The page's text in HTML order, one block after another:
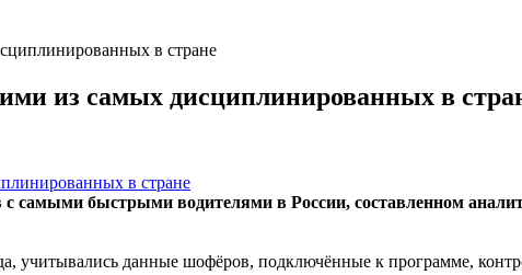
в стране
из самых дисциплинированных в
с самыми быстрыми водителями в России, составленном
учитывались данные шофёров, подключённые к программе,